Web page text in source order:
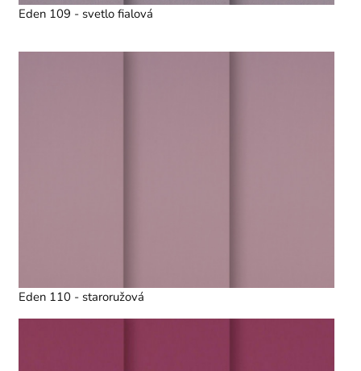
Eden 109 - svetlo fialová
Eden 110 - staroružová